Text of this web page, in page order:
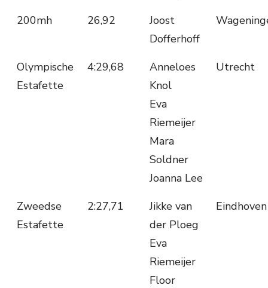
200mh 26,92
Joost
Dofferhoff
Olympische
Estafette
4:29,68
Anneloes
Knol
Eva
Riemeijer
Mara
Soldner
Joanna Lee
Utrecht
Zweedse
Estafette
2:27,71
Jikke van
der Ploeg
Eva
Riemeijer
Floor
Eindhoven